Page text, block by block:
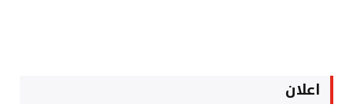
اعلان